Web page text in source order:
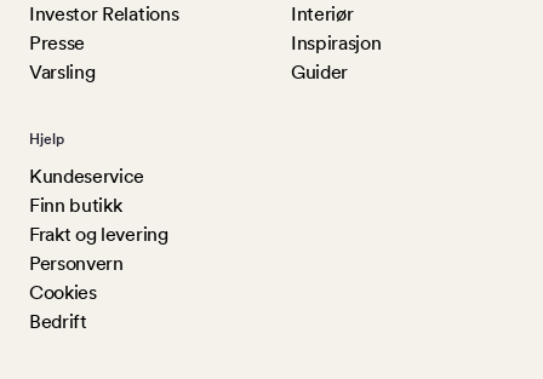
Investor Relations
Presse
Varsling
Interiør
Inspirasjon
Guider
Hjelp
Kundeservice
Finn butikk
Frakt og levering
Personvern
Cookies
Bedrift